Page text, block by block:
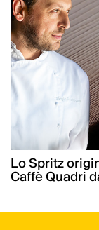
Lo Spritz
Caffè Quadri